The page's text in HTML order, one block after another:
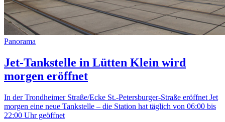
Panorama
Jet-Tankstelle in Lütten Klein wird
morgen eröffnet
In der Trondheimer Straße/Ecke St.-Petersburger-Straße eröffnet Jet
morgen eine neue Tankstelle – die Station hat täglich von 06:00 bis
22:00 Uhr geöffnet